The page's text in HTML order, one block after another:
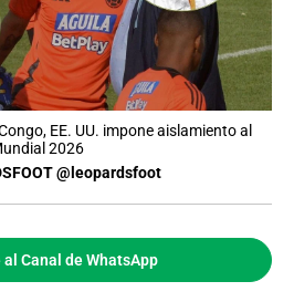
EE. UU. impone aislamiento al
2026
@leopardsfoot
al Canal de WhatsApp